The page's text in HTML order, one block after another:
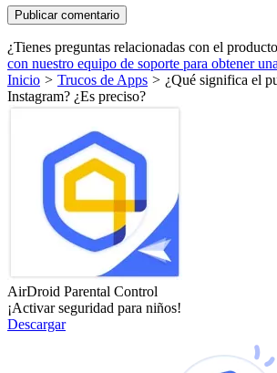
¿Tienes preguntas relacionadas con el
con nuestro equipo de soporte para obtener
Inicio > Trucos de Apps > ¿Qué significa el
Instagram? ¿Es preciso?
AirDroid Parental Control
¡Activar seguridad para niños!
Descargar